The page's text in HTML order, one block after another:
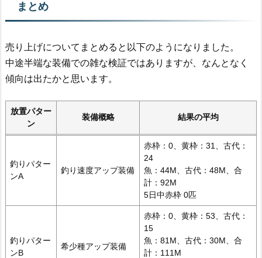
まとめ
売り上げについてまとめると以下のようになりました。
中途半端な装備での雑な検証ではありますが、なんとなく
傾向は出たかと思います。
放置パター
ン
装備概略 結果の平均
釣りパター
ンA
釣り速度アップ装備
赤枠：0、黄枠：31、古代：
24
魚：44M、古代：48M、合
計：92M
5日中赤枠 0匹
釣りパター
ンB
希少種アップ装備
赤枠：0、黄枠：53、古代：
15
魚：81M、古代：30M、合
計：111M